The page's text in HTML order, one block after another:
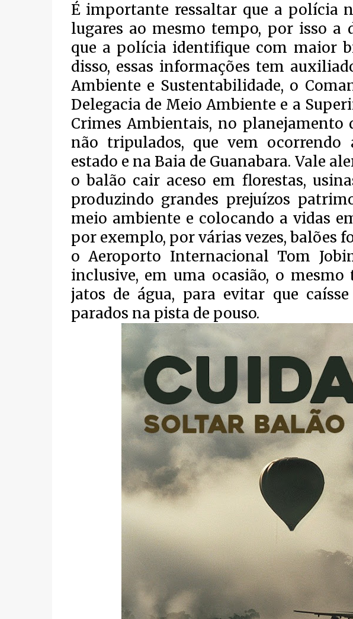
É importante ressaltar que a polícia
lugares ao mesmo tempo, por isso a
que a polícia identifique com maior
disso, essas informações tem
Ambiente e Sustentabilidade, o
Delegacia de Meio Ambiente e a
Crimes Ambientais, no planejamento
não tripulados, que vem
estado e na Baia de Guanabara. Vale
o balão cair aceso em florestas,
produzindo grandes prejuízos
meio ambiente e colocando a vidas
por exemplo, por várias vezes, balões
o Aeroporto Internacional Tom
inclusive, em uma ocasião, o mesmo
jatos de água, para evitar que
parados na pista de pouso.